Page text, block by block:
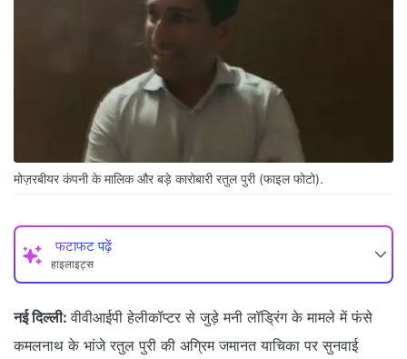
मोज़रबीयर कंपनी के मालिक और बड़े कारोबारी रतुल पुरी (फाइल फोटो).
फटाफट पढ़ें
हाइलाइट्स
नई दिल्ली: वीवीआईपी हेलीकॉप्टर से जुड़े मनी लॉड्रिंग के मामले में फंसे
कमलनाथ के भांजे रतुल पुरी की अग्रिम जमानत याचिका पर सुनवाई